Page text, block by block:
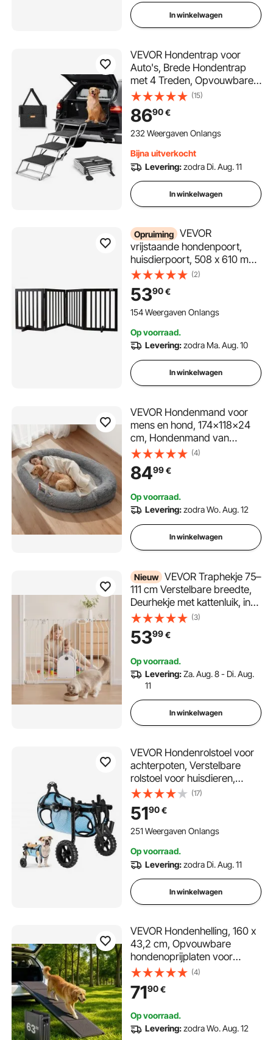
In winkelwagen
VEVOR Hondentrap voor
Auto's, Brede Hondentrap
met 4 Treden, Opvouwbare
Hondentrap met
Antislipoppervlak, Draagbare
Hondentrap van
Lichtgewicht Aluminium voor
Ondersteunt tot 250 lbs
(15)
8690€
232 Weergaven Onlangs
Bijna uitverkocht
Levering:zodra Di. Aug. 11
In winkelwagen
Opruiming VEVOR
vrijstaande hondenpoort,
huisdierpoort, 508 x 610 mm
deurbeveiliging, 4-delige
opvouwbare hondenpoort
voor brede en smalle
doorgangen, uitvouwbare
bruine trappoort
(2)
5390€
154 Weergaven Onlangs
Op voorraad.
Levering:zodra Ma. Aug. 10
In winkelwagen
VEVOR Hondenmand voor
mens en hond, 174x118x24
cm, Hondenmand van
traagschuim op
mensenformaat, met zijvak,
handvat en ritssluiting,
machinewasbare hoes,
hoogpolig donkergrijs
(4)
8499€
Op voorraad.
Levering:zodra Wo. Aug. 12
In winkelwagen
Nieuw VEVOR Traphekje 75–
111 cm Verstelbare breedte,
Deurhekje met kattenluik, incl.
druk- en wandmontageset,
Kinderhekje, Babyhekje voor
trappen, deuren en
(3)
5399€
Op voorraad.
Levering:Za. Aug. 8 - Di. Aug.
11
In winkelwagen
VEVOR Hondenrolstoel voor
achterpoten, Verstelbare
rolstoel voor huisdieren,
Lichtgewicht hondenkar met
schokabsorberende wielen,
Loophulpmiddel voor
gehandicapte, verlamde en
(17)
5190€
251 Weergaven Onlangs
Op voorraad.
Levering:zodra Di. Aug. 11
In winkelwagen
VEVOR Hondenhelling, 160 x
43,2 cm, Opvouwbare
hondenoprijplaten voor
middelgrote en grote honden
tot 113 kg, Hondentrap met
antislip Oxford-stofoppervlak,
SUV's en vrachtwagens
(4)
7190€
Op voorraad.
Levering:zodra Wo. Aug. 12